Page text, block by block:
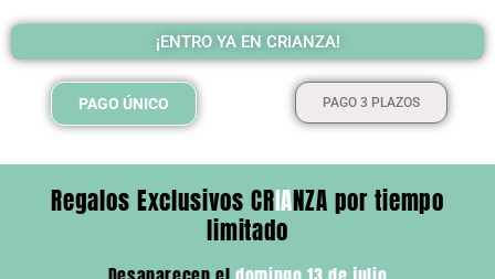
¡ENTRO YA EN CRIANZA!
PAGO ÚNICO PAGO 3 PLAZOS
Regalos Exclusivos CRIANZA por tiempo
limitado